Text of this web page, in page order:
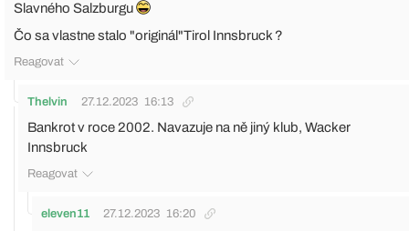
Slavného Salzburgu
Čo sa vlastne stalo "originál"Tirol Innsbruck ?
Reagovat
Thelvin 27.12.2023 16:13
Bankrot v roce 2002. Navazuje na ně jiný klub, Wacker
Innsbruck
Reagovat
eleven11 27.12.2023 16:20